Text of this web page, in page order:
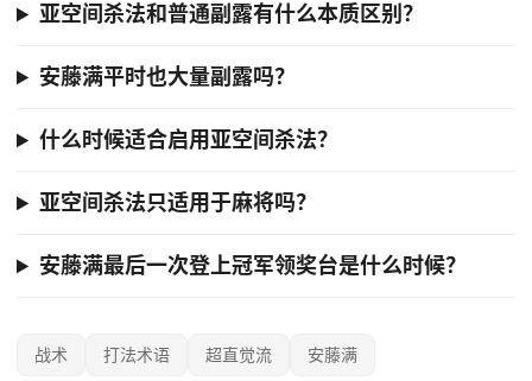
亚空间杀法和普通副露有什么本质区别？
安藤满平时也大量副露吗？
什么时候适合启用亚空间杀法？
亚空间杀法只适用于麻将吗？
安藤满最后一次登上冠军领奖台是什么时候？
战术 打法术语 超直觉流 安藤满